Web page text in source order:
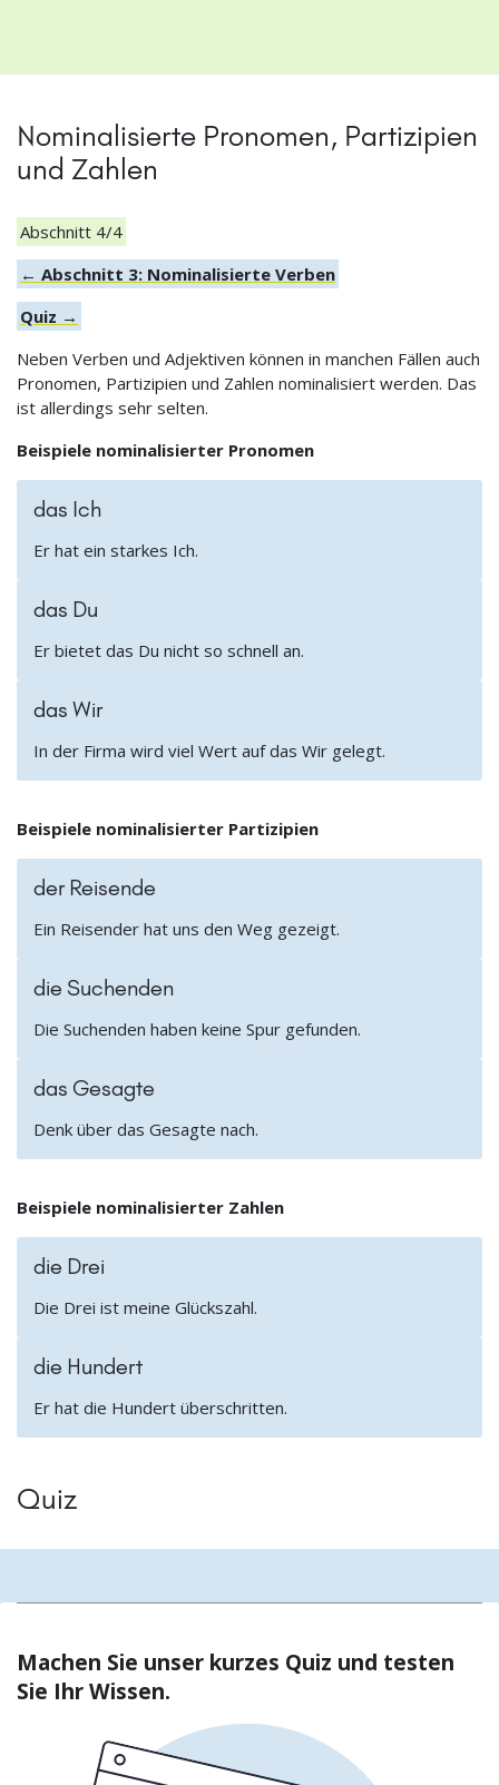
Nominalisierte Pronomen, Partizipien
und Zahlen
Abschnitt 4/4
← Abschnitt 3: Nominalisierte Verben
Quiz →
Neben Verben und Adjektiven können in manchen Fällen auch
Pronomen, Partizipien und Zahlen nominalisiert werden. Das
ist allerdings sehr selten.
Beispiele nominalisierter Pronomen
das Ich
Er hat ein starkes Ich.
das Du
Er bietet das Du nicht so schnell an.
das Wir
In der Firma wird viel Wert auf das Wir gelegt.
Beispiele nominalisierter Partizipien
der Reisende
Ein Reisender hat uns den Weg gezeigt.
die Suchenden
Die Suchenden haben keine Spur gefunden.
das Gesagte
Denk über das Gesagte nach.
Beispiele nominalisierter Zahlen
die Drei
Die Drei ist meine Glückszahl.
die Hundert
Er hat die Hundert überschritten.
Quiz